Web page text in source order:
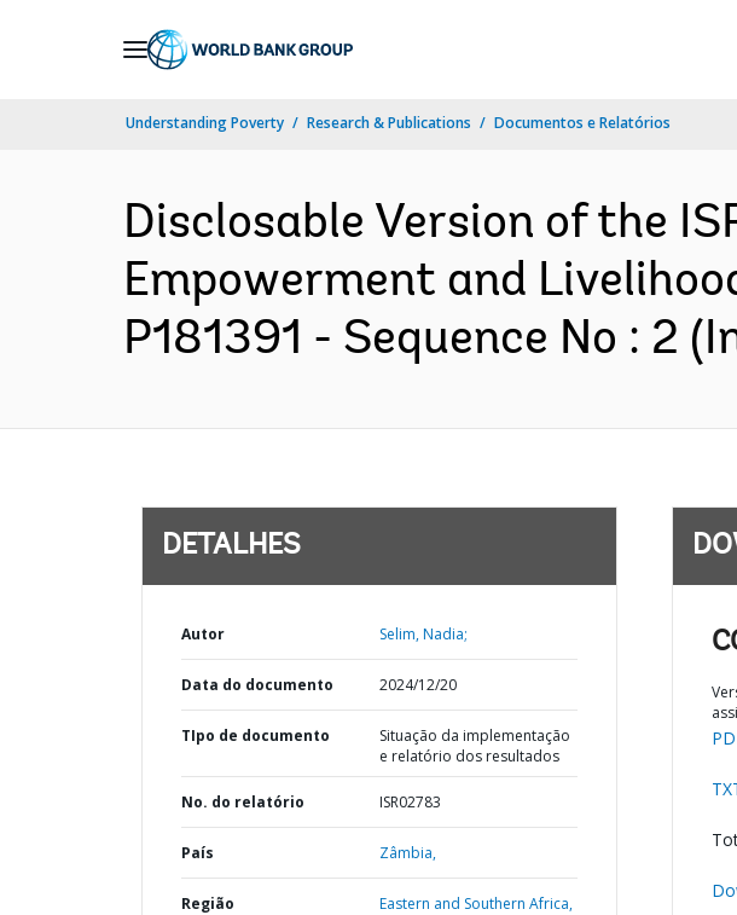
Understanding Poverty Research & Publications Documentos e Relatórios
Disclosable Version of the
Empowerment and
P181391 - Sequence No : 2
DETALHES
Autor Selim, Nadia;
Data do documento 2024/12/20
TIpo de documento
Situação da implementação
e relatório dos resultados
No. do relatório ISR02783
País Zâmbia,
Região Eastern and Southern Africa,